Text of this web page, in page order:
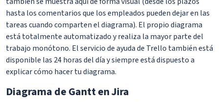
hasta los comentarios que los empleados pueden dejar en las
tareas cuando comparten el diagrama). El propio diagrama
está totalmente automatizado y realiza la mayor parte del
trabajo monótono. El servicio de ayuda de Trello también está
disponible las 24 horas del día y siempre está dispuesto a
explicar cómo hacer tu diagrama.
Diagrama de Gantt en Jira